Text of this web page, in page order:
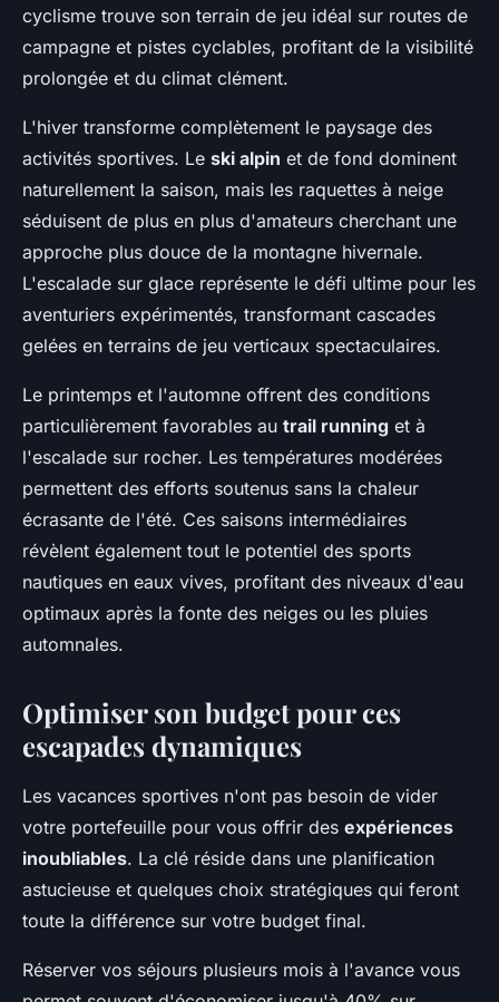
cyclisme trouve son terrain de jeu idéal sur routes de
campagne et pistes cyclables, profitant de la visibilité
prolongée et du climat clément.
L'hiver transforme complètement le paysage des
activités sportives. Le ski alpin et de fond dominent
naturellement la saison, mais les raquettes à neige
séduisent de plus en plus d'amateurs cherchant une
approche plus douce de la montagne hivernale.
L'escalade sur glace représente le défi ultime pour les
aventuriers expérimentés, transformant cascades
gelées en terrains de jeu verticaux spectaculaires.
Le printemps et l'automne offrent des conditions
particulièrement favorables au trail running et à
l'escalade sur rocher. Les températures modérées
permettent des efforts soutenus sans la chaleur
écrasante de l'été. Ces saisons intermédiaires
révèlent également tout le potentiel des sports
nautiques en eaux vives, profitant des niveaux d'eau
optimaux après la fonte des neiges ou les pluies
automnales.
Optimiser son budget pour ces
escapades dynamiques
Les vacances sportives n'ont pas besoin de vider
votre portefeuille pour vous offrir des expériences
inoubliables. La clé réside dans une planification
astucieuse et quelques choix stratégiques qui feront
toute la différence sur votre budget final.
Réserver vos séjours plusieurs mois à l'avance vous